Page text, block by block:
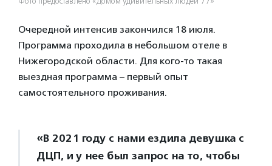
Очередной интенсив закончился 18 июля.
Программа проходила в небольшом отеле в
Нижегородской области. Для кого-то такая
выездная программа – первый опыт
самостоятельного проживания.
«В 2021 году с нами ездила девушка с
ДЦП, и у нее был запрос на то, чтобы